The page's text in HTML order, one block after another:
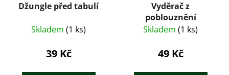
Džungle před tabulí
Skladem (1 ks)
39 Kč
Vyděrač z
poblouznění
Skladem (1 ks)
49 Kč